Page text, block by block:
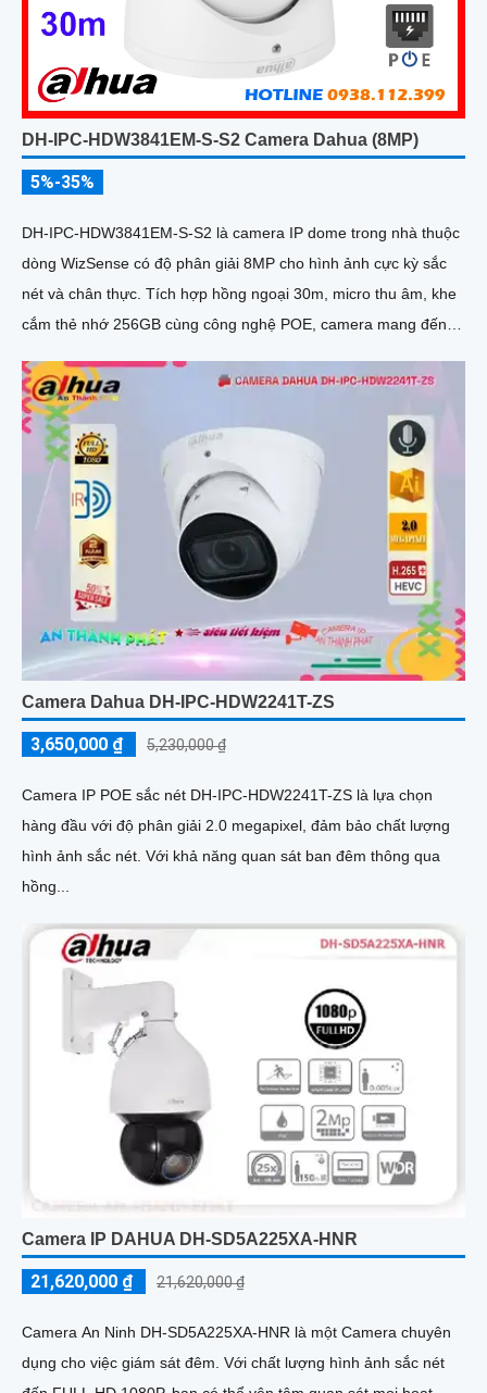
DH-IPC-HDW3841EM-S-S2 Camera Dahua (8MP)
5%-35%
DH-IPC-HDW3841EM-S-S2 là camera IP dome trong nhà thuộc
dòng WizSense có độ phân giải 8MP cho hình ảnh cực kỳ sắc
nét và chân thực. Tích hợp hồng ngoại 30m, micro thu âm, khe
cắm thẻ nhớ 256GB cùng công nghệ POE, camera mang đến
Camera Dahua DH-IPC-HDW2241T-ZS
3,650,000 ₫ 5,230,000 ₫
Camera IP POE sắc nét DH-IPC-HDW2241T-ZS là lựa chọn
hàng đầu với độ phân giải 2.0 megapixel, đảm bảo chất lượng
hình ảnh sắc nét. Với khả năng quan sát ban đêm thông qua
hồng...
Camera IP DAHUA DH-SD5A225XA-HNR
21,620,000 ₫ 21,620,000 ₫
Camera An Ninh DH-SD5A225XA-HNR là một Camera chuyên
dụng cho việc giám sát đêm. Với chất lượng hình ảnh sắc nét